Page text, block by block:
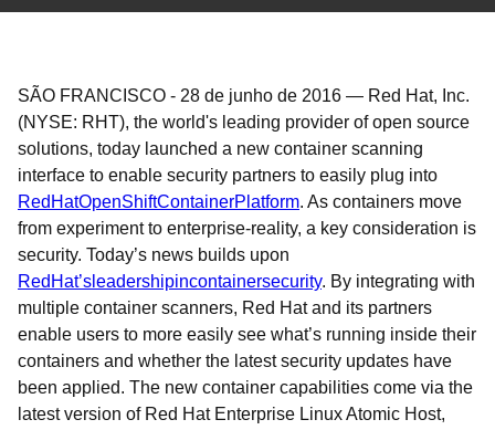
SÃO FRANCISCO - 28 de junho de 2016 — Red Hat, Inc.
(NYSE: RHT), the world's leading provider of open source
solutions, today launched a new container scanning
interface to enable security partners to easily plug into
Red HatOpenShiftContainerPlatform. As containers move
from experiment to enterprise-reality, a key consideration is
security. Today’s news builds upon
Red Hat’s leadershipincontainersecurity. By integrating with
multiple container scanners, Red Hat and its partners
enable users to more easily see what’s running inside their
containers and whether the latest security updates have
been applied. The new container capabilities come via the
latest version of Red Hat Enterprise Linux Atomic Host,